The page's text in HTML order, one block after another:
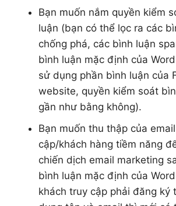
Bạn muốn nắm quyền kiểm
luận (bạn có thể lọc ra các
chống phá, các bình luận
bình luận mặc định của
sử dụng phần bình luận của
website, quyền kiểm soát
gần như bằng không).
Bạn muốn thu thập của
cập/khách hàng tiềm năng
chiến dịch email marketing
bình luận mặc định của
khách truy cập phải đăng ký